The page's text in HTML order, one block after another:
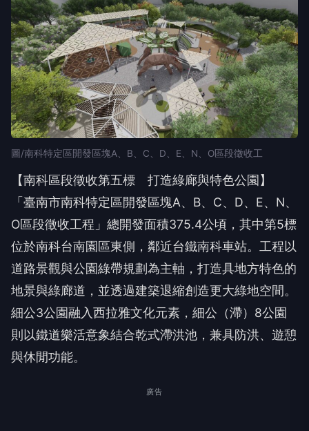
圖/南科特定區開發區塊A、B、C、D、E、N、O區段徵收工
【南科區段徵收第五標 打造綠廊與特色公園】
「臺南市南科特定區開發區塊A、B、C、D、E、N、
O區段徵收工程」總開發面積375.4公頃，其中第5標
位於南科台南園區東側，鄰近台鐵南科車站。工程以
道路景觀與公園綠帶規劃為主軸，打造具地方特色的
地景與綠廊道，並透過建築退縮創造更大綠地空間。
細公3公園融入西拉雅文化元素，細公（滯）8公園
則以鐵道樂活意象結合乾式滯洪池，兼具防洪、遊憩
與休閒功能。
廣告